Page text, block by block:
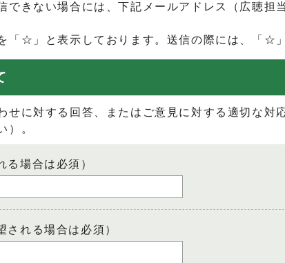
できない場合には、下記メールアドレス（広聴担
「☆」と表示しております。送信の際には、「☆
せに対する回答、またはご意見に対する適切な
）。
る場合は必須）
れる場合は必須）